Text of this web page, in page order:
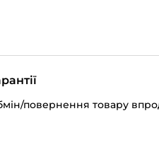
повернення товару